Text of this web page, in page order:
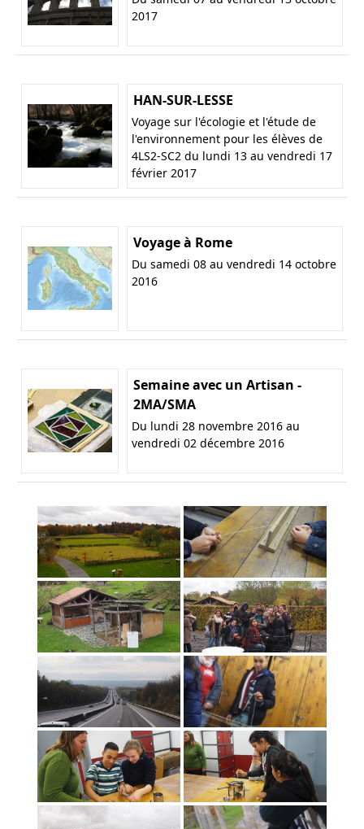
2017
HAN-SUR-LESSE
Voyage sur l'écologie et l'étude de
l'environnement pour les élèves de
4LS2-SC2 du lundi 13 au vendredi 17
février 2017
Voyage à Rome
Du samedi 08 au vendredi 14 octobre
2016
Semaine avec un Artisan -
2MA/SMA
Du lundi 28 novembre 2016 au
vendredi 02 décembre 2016